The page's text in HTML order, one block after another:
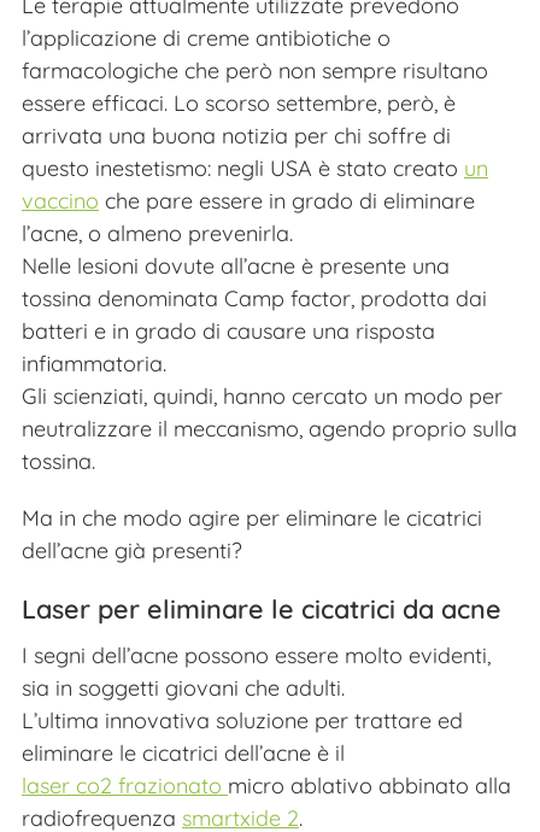
l’applicazione di creme antibiotiche o
farmacologiche che però non sempre risultano
essere efficaci. Lo scorso settembre, però, è
arrivata una buona notizia per chi soffre di
questo inestetismo: negli USA è stato creato un
vaccino che pare essere in grado di eliminare
l’acne, o almeno prevenirla.
Nelle lesioni dovute all’acne è presente una
tossina denominata Camp factor, prodotta dai
batteri e in grado di causare una risposta
infiammatoria.
Gli scienziati, quindi, hanno cercato un modo per
neutralizzare il meccanismo, agendo proprio sulla
tossina.
Ma in che modo agire per eliminare le cicatrici
dell’acne già presenti?
Laser per eliminare le cicatrici da acne
I segni dell’acne possono essere molto evidenti,
sia in soggetti giovani che adulti.
L’ultima innovativa soluzione per trattare ed
eliminare le cicatrici dell’acne è il
laser co2 frazionato micro ablativo abbinato alla
radiofrequenza smartxide 2.